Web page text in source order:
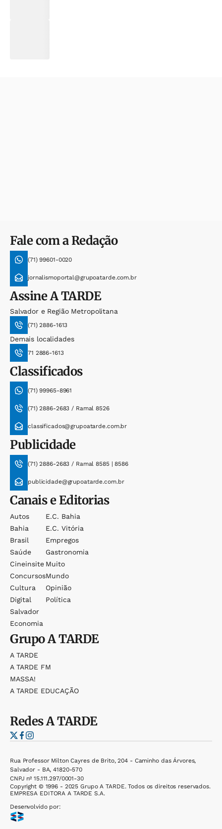
Fale com a Redação
(71) 99601-0020
jornalismoportal@grupoatarde.com.br
AssineA TARDE
Salvador e Região Metropolitana
(71) 2886-1613
Demais localidades
71 2886-1613
Classificados
(71) 99965-8961
(71) 2886-2683 / Ramal 8526
classificados@grupoatarde.com.br
Publicidade
(71) 2886-2683 / Ramal 8585 | 8586
publicidade@grupoatarde.com.br
Canais e Editorias
Autos
Bahia
Brasil
Saúde
Cineinsite
Concursos
Cultura
Digital
Salvador
Economia
E.c. Bahia
E.c. Vitória
Empregos
Gastronomia
Muito
Mundo
Opinião
Política
GrupoA TARDE
A TARDE
A TARDE FM
MASSA!
A TARDE EDUCAÇÃO
RedesA TARDE
Rua Professor Milton Cayres de Brito, 204 - Caminho das Árvores,
Salvador - BA, 41820-570
CNPJ nº 15.111.297/0001-30
Copyright © 1996 - 2025 Grupo A TARDE. Todos os direitos reservados.
EMPRESA EDITORA A TARDE S.A.
Desenvolvido por: